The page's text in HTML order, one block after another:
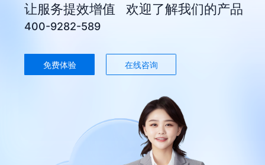
让服务提效增值 欢迎了解我们的产品
400-9282-589
免费体验 在线咨询